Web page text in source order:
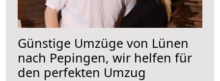
Günstige Umzüge von Lünen
nach Pepingen, wir helfen für
den perfekten Umzug